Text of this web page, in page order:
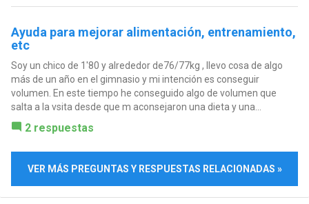
Ayuda para mejorar alimentación, entrenamiento,
etc
Soy un chico de 1'80 y alrededor de76/77kg , llevo cosa de algo
más de un año en el gimnasio y mi intención es conseguir
volumen. En este tiempo he conseguido algo de volumen que
salta a la vsita desde que m aconsejaron una dieta y una...
2 respuestas
VER MÁS PREGUNTAS Y RESPUESTAS RELACIONADAS »